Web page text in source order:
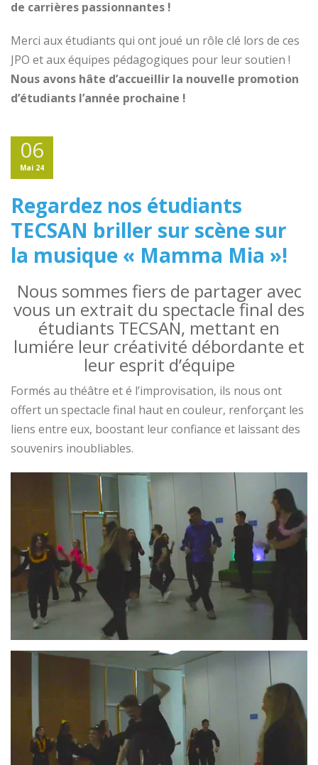
de carrières passionnantes !
Merci aux étudiants qui ont joué un rôle clé lors de ces
JPO et aux équipes pédagogiques pour leur soutien !
Nous avons hâte d’accueillir la nouvelle promotion
d’étudiants l’année prochaine !
06
Mai 24
Regardez nos étudiants
TECSAN briller sur scène sur
la musique « Mamma Mia »!
Nous sommes fiers de partager avec
vous un extrait du spectacle final des
étudiants TECSAN, mettant en
lumiére leur créativité débordante et
leur esprit d’équipe
Formés au théâtre et é l’improvisation, ils nous ont
offert un spectacle final haut en couleur, renforçant les
liens entre eux, boostant leur confiance et laissant des
souvenirs inoubliables.